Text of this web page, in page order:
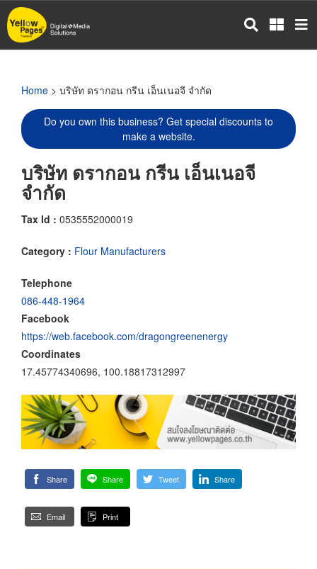
Skip
to
main
Home > บริษัท ดรากอน กรีน เอ็นเนอจี จำกัด
Do you own this business? Get special discounts to
make a website.
บริษัท ดรากอน กรีน เอ็นเนอจี
จำกัด
Tax Id : 0535552000019
Category : Flour Manufacturers
Telephone
086-448-1964
Facebook
https://web.facebook.com/dragongreenenergy
Coordinates
17.45774340696, 100.18817312997
Share Share Tweet Share
Email Print